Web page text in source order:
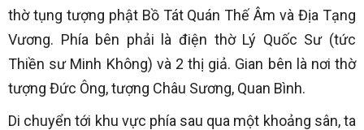
thờ tụng tượng phật Bồ Tát Quán Thế Âm và Địa Tạng
Vương. Phía bên phải là điện thờ Lý Quốc Sư (tức
Thiền sư Minh Không) và 2 thị giả. Gian bên là nơi thờ
tượng Đức Ông, tượng Châu Sương, Quan Bình.
Di chuyển tới khu vực phía sau qua một khoảng sân, ta